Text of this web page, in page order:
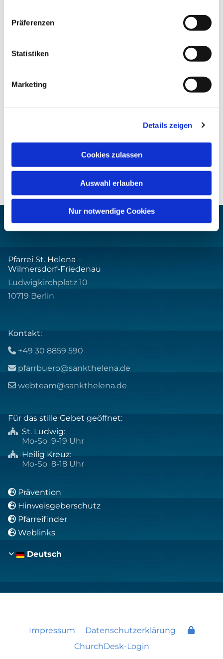
Präferenzen
Statistiken
Marketing
Details zeigen
Cookies zulassen
Auswahl erlauben
Nur notwendige Cookies
Pfarrei St. Helena –
Wilmersdorf-Friedenau
Ludwigkirchplatz 10
10719 Berlin
Kontakt:
 +49 30 8859 590
 pfarrbuero@sankthelena.de
 webteam@sankthelena.de
Für das stille Gebet geöffnet:
 St. Ludwig:
Mo-So 9-19 Uhr
 Heilig Kreuz:
Mo-So 8-18 Uhr
 Prävention
 Hinweisgeberschutz
 Pfarreifinder
 Weblinks
Deutsch
Impressum
Datenschutzerklärung
ChurchDesk-Login